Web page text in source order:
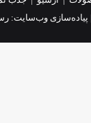
وب‌سایت: